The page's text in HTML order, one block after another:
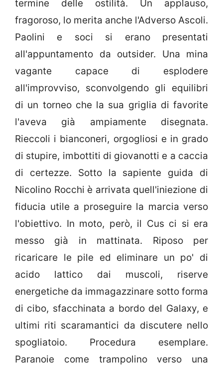
termine delle ostilità. Un applauso,
fragoroso, lo merita anche l'Adverso Ascoli.
Paolini e soci si erano presentati
all'appuntamento da outsider. Una mina
vagante capace di esplodere
all'improvviso, sconvolgendo gli equilibri
di un torneo che la sua griglia di favorite
l'aveva già ampiamente disegnata.
Rieccoli i bianconeri, orgogliosi e in grado
di stupire, imbottiti di giovanotti e a caccia
di certezze. Sotto la sapiente guida di
Nicolino Rocchi è arrivata quell'iniezione di
fiducia utile a proseguire la marcia verso
l'obiettivo. In moto, però, il Cus ci si era
messo già in mattinata. Riposo per
ricaricare le pile ed eliminare un po' di
acido lattico dai muscoli, riserve
energetiche da immagazzinare sotto forma
di cibo, sfacchinata a bordo del Galaxy, e
ultimi riti scaramantici da discutere nello
spogliatoio. Procedura esemplare.
Paranoie come trampolino verso una